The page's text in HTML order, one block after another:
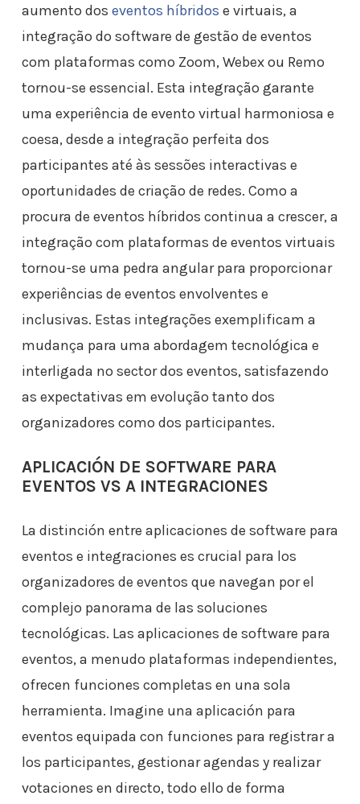
aumento dos eventos híbridos e virtuais, a
integração do software de gestão de eventos
com plataformas como Zoom, Webex ou Remo
tornou-se essencial. Esta integração garante
uma experiência de evento virtual harmoniosa e
coesa, desde a integração perfeita dos
participantes até às sessões interactivas e
oportunidades de criação de redes. Como a
procura de eventos híbridos continua a crescer, a
integração com plataformas de eventos virtuais
tornou-se uma pedra angular para proporcionar
experiências de eventos envolventes e
inclusivas. Estas integrações exemplificam a
mudança para uma abordagem tecnológica e
interligada no sector dos eventos, satisfazendo
as expectativas em evolução tanto dos
organizadores como dos participantes.
APLICACIÓN DE SOFTWARE PARA
EVENTOS VS A INTEGRACIONES
La distinción entre aplicaciones de software para
eventos e integraciones es crucial para los
organizadores de eventos que navegan por el
complejo panorama de las soluciones
tecnológicas. Las aplicaciones de software para
eventos, a menudo plataformas independientes,
ofrecen funciones completas en una sola
herramienta. Imagine una aplicación para
eventos equipada con funciones para registrar a
los participantes, gestionar agendas y realizar
votaciones en directo, todo ello de forma